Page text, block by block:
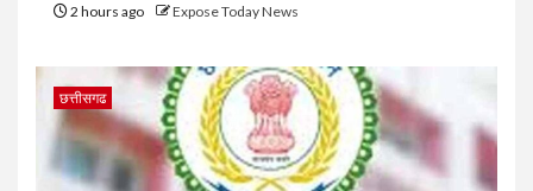
2 hours ago Expose Today News
छत्तीसगढ